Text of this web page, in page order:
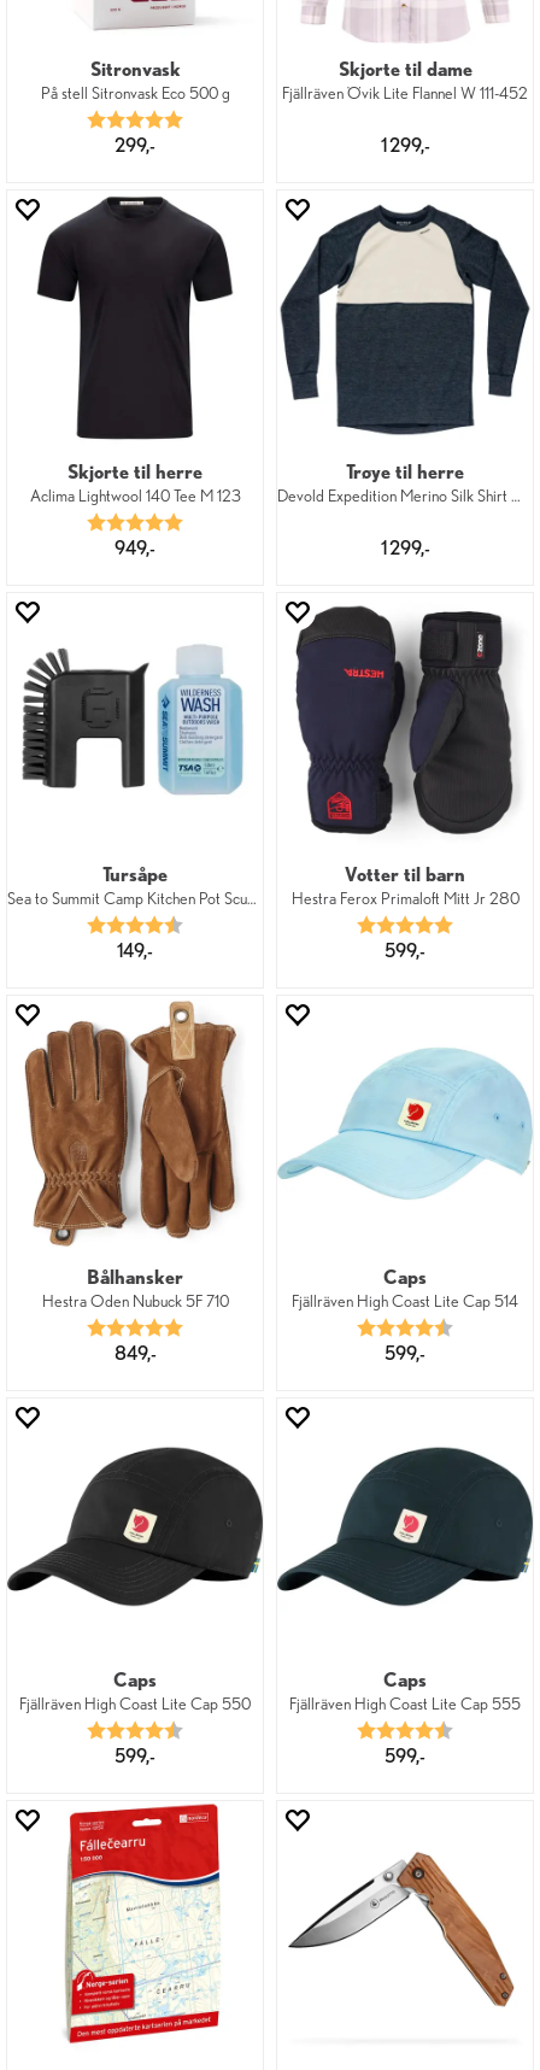
Sitronvask
På stell Sitronvask Eco 500 g
Karakter:
299,-
Skjorte til dame
Fjällräven Övik Lite Flannel W 111-452
1 299,-
Skjorte til herre
Aclima Lightwool 140 Tee M 123
Karakter:
949,-
Trøye til herre
Devold Expedition Merino Silk Shirt M 28
1 299,-
Tursåpe
Sea to Summit Camp Kitchen Pot Scubber
Karakter:
149,-
Votter til barn
Hestra Ferox Primaloft Mitt Jr 280
Karakter:
599,-
Bålhansker
Hestra Oden Nubuck 5F 710
Karakter:
849,-
Caps
Fjällräven High Coast Lite Cap 514
Karakter:
599,-
Caps
Fjällräven High Coast Lite Cap 550
Karakter:
599,-
Caps
Fjällräven High Coast Lite Cap 555
Karakter:
599,-